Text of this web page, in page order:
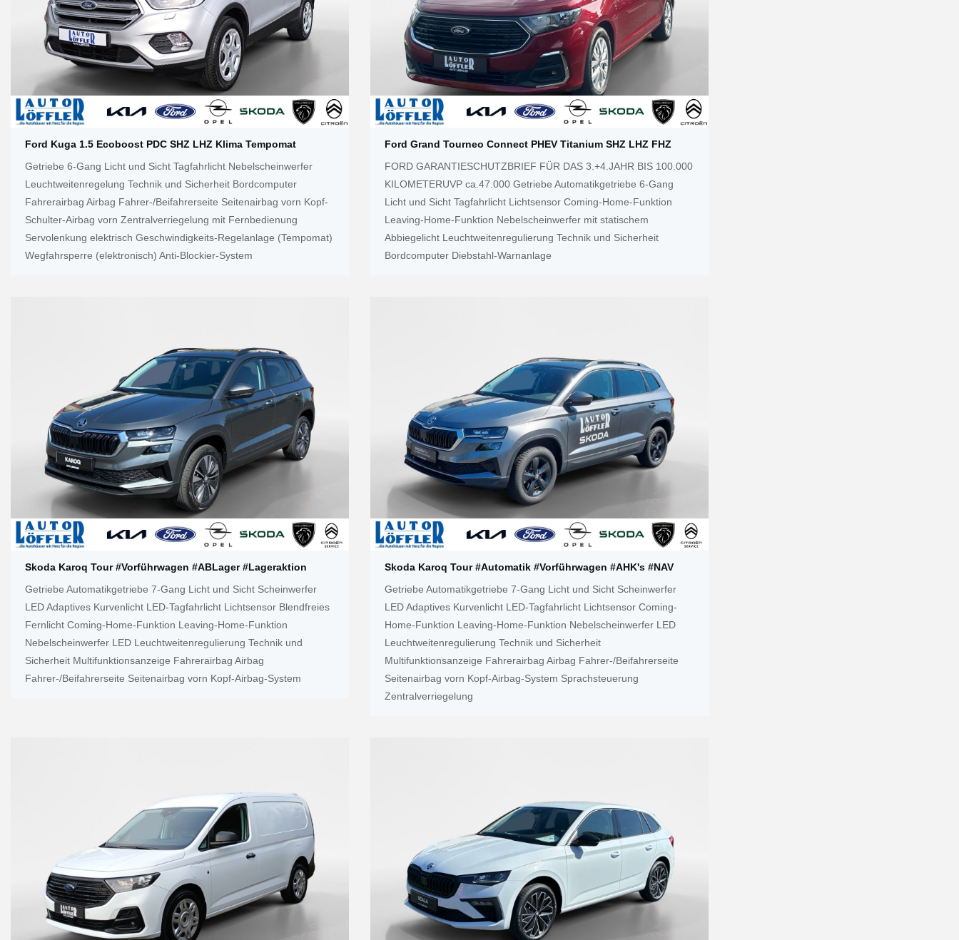
Ford Kuga 1.5 Ecoboost PDC SHZ LHZ Klima Tempomat
Getriebe 6-Gang Licht und Sicht Tagfahrlicht Nebelscheinwerfer
Leuchtweitenregelung Technik und Sicherheit Bordcomputer
Fahrerairbag Airbag Fahrer-/Beifahrerseite Seitenairbag vorn Kopf-
Schulter-Airbag vorn Zentralverriegelung mit Fernbedienung
Servolenkung elektrisch Geschwindigkeits-Regelanlage (Tempomat)
Wegfahrsperre (elektronisch) Anti-Blockier-System
Ford Grand Tourneo Connect PHEV Titanium SHZ LHZ FHZ
FORD GARANTIESCHUTZBRIEF FÜR DAS 3.+4.JAHR BIS 100.000
KILOMETERUVP ca.47.000 Getriebe Automatikgetriebe 6-Gang
Licht und Sicht Tagfahrlicht Lichtsensor Coming-Home-Funktion
Leaving-Home-Funktion Nebelscheinwerfer mit statischem
Abbiegelicht Leuchtweitenregulierung Technik und Sicherheit
Bordcomputer Diebstahl-Warnanlage
Skoda Karoq Tour #Vorführwagen #ABLager #Lageraktion
Getriebe Automatikgetriebe 7-Gang Licht und Sicht Scheinwerfer
LED Adaptives Kurvenlicht LED-Tagfahrlicht Lichtsensor Blendfreies
Fernlicht Coming-Home-Funktion Leaving-Home-Funktion
Nebelscheinwerfer LED Leuchtweitenregulierung Technik und
Sicherheit Multifunktionsanzeige Fahrerairbag Airbag
Fahrer-/Beifahrerseite Seitenairbag vorn Kopf-Airbag-System
Skoda Karoq Tour #Automatik #Vorführwagen #AHK's #NAV
Getriebe Automatikgetriebe 7-Gang Licht und Sicht Scheinwerfer
LED Adaptives Kurvenlicht LED-Tagfahrlicht Lichtsensor Coming-
Home-Funktion Leaving-Home-Funktion Nebelscheinwerfer LED
Leuchtweitenregulierung Technik und Sicherheit
Multifunktionsanzeige Fahrerairbag Airbag Fahrer-/Beifahrerseite
Seitenairbag vorn Kopf-Airbag-System Sprachsteuerung
Zentralverriegelung